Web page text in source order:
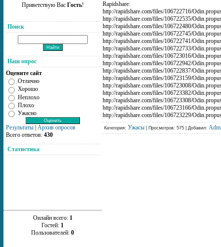
Приветствую Вас Гость!
Поиск
Наш опрос
Оцените сайт
Отлично
Хорошо
Неплохо
Плохо
Ужасно
Результаты Архив опросов
Всего ответов: 430
Статистика
Онлайн всего: 1
Гостей: 1
Пользователей:0
Rapidshare:
http://rapidshare.com/files/106722716/
http://rapidshare.com/files/106722535/
http://rapidshare.com/files/106722480/
http://rapidshare.com/files/106722745/
http://rapidshare.com/files/106722741/
http://rapidshare.com/files/106722733/
http://rapidshare.com/files/106723016/
http://rapidshare.com/files/106722942/
http://rapidshare.com/files/106722837/
http://rapidshare.com/files/106723159/
http://rapidshare.com/files/106723008/
http://rapidshare.com/files/106723382/
http://rapidshare.com/files/106723308/
http://rapidshare.com/files/106723166/
http://rapidshare.com/files/106723229/
Категория: Ужасы | Просмотров: 575 | Добавил: